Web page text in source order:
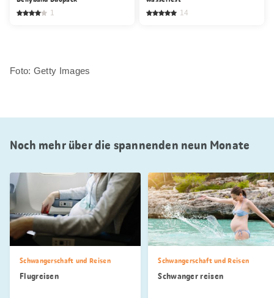
1 14
Foto: Getty Images
Noch mehr über die spannenden neun Monate
Schwangerschaft und Reisen
Flugreisen
Schwangerschaft und Reisen
Schwanger reisen